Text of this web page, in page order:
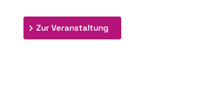
Zur Veranstaltung